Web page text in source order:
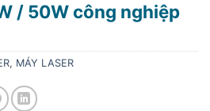
/ 50W công nghiệp
, MÁY LASER